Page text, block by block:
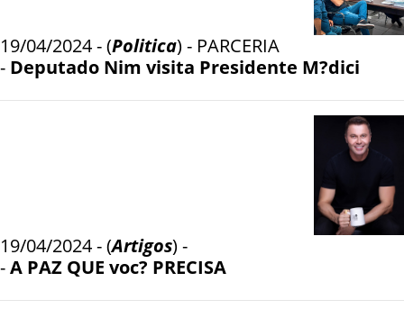
19/04/2024 - (Politica) - PARCERIA
- Deputado Nim visita Presidente M?dici
19/04/2024 - (Artigos) -
-A PAZ QUE voc? PRECISA